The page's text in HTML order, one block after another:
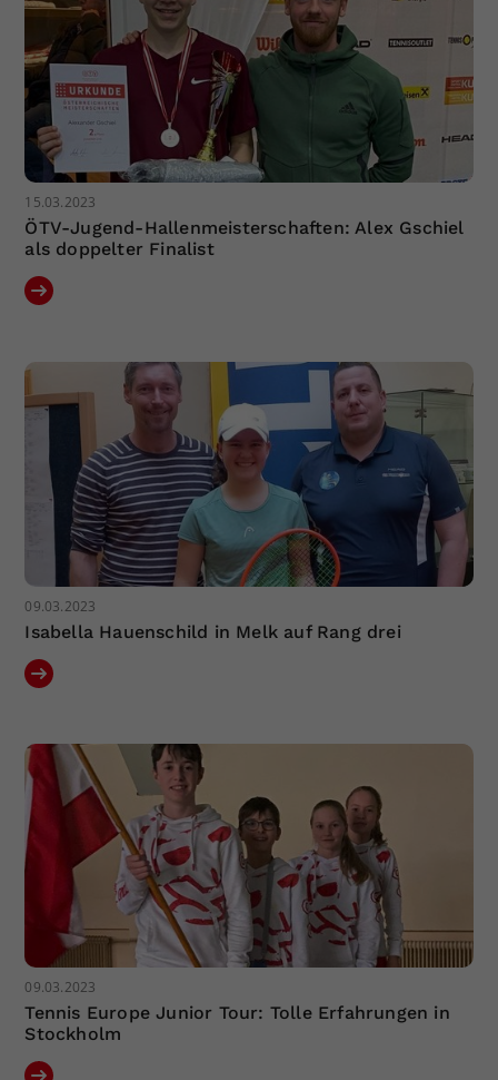
15.03.2023
ÖTV-Jugend-Hallenmeisterschaften: Alex Gschiel
als doppelter Finalist
09.03.2023
Isabella Hauenschild in Melk auf Rang drei
09.03.2023
Tennis Europe Junior Tour: Tolle Erfahrungen in
Stockholm